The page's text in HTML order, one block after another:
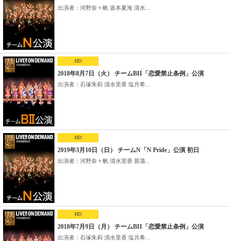
出演者：河野奈々帆 坂本夏海 清水...
HD
2018年8月7日（火） チームBII「恋愛禁止条例」公演
出演者：石塚朱莉 清水里香 塩月希...
HD
2019年3月10日（日） チームN「N Pride」公演 初日
出演者：河野奈々帆 清水里香 菖蒲...
HD
2018年7月9日（月） チームBII「恋愛禁止条例」公演
出演者：石塚朱莉 清水里香 塩月希...